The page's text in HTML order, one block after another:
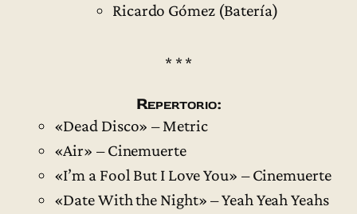
Ricardo Gómez (Batería)
* * *
Repertorio:
«Dead Disco» – Metric
«Air» – Cinemuerte
«I’m a Fool But I Love You» – Cinemuerte
«Date With the Night» – Yeah Yeah Yeahs